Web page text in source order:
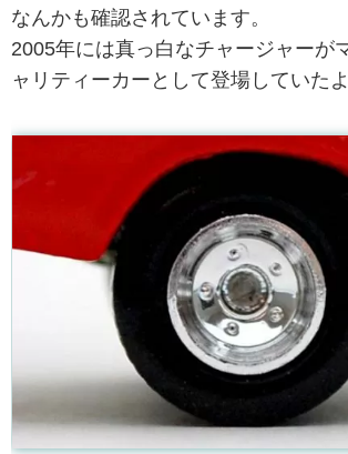
なんかも確認されています。
2005年には真っ白なチャージャーが
ャリティーカーとして登場していたよ